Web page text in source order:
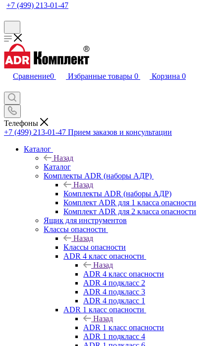
+7 (499) 213-01-47
Сравнение0 Избранные товары 0 Корзина 0
Телефоны
+7 (499) 213-01-47 Прием заказов и консультации
Каталог
Назад
Каталог
Комплекты ADR (наборы АДР)
Назад
Комплекты ADR (наборы АДР)
Комплект ADR для 1 класса опасности
Комплект ADR для 2 класса опасности
Ящик для инструментов
Классы опасности
Назад
Классы опасности
ADR 4 класс опасности
Назад
ADR 4 класс опасности
ADR 4 подкласс 2
ADR 4 подкласс 3
ADR 4 подкласс 1
ADR 1 класс опасности
Назад
ADR 1 класс опасности
ADR 1 подкласс 4